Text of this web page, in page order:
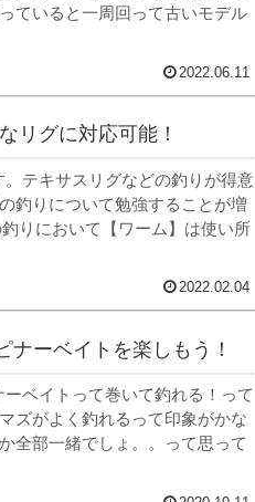
ていると一周回って古いモデル
2022.06.11
リグに対応可能！
テキサスリグなどの釣りが得意
釣りについて勉強することが増
りにおいて【ワーム】は使い所
2022.02.04
ナーベイトを楽しもう！
ベイトって巻いて釣れる！って
ズがよく釣れるって印象がかな
全部一緒でしょ。。って思って